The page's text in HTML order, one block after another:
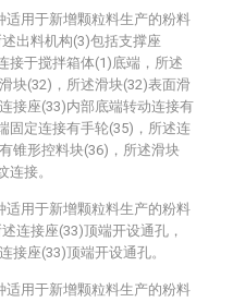
适用于新增颗粒料生产的粉料
出料机构(3)包括支撑座
接于搅拌箱体(1)底端，所述
块(32)，所述滑块(32)表面滑
接座(33)内部底端转动连接有
固定连接有手轮(35)，所述连
锥形控料块(36)，所述滑块
连接。
适用于新增颗粒料生产的粉料
连接座(33)顶端开设通孔，
接座(33)顶端开设通孔。
适用于新增颗粒料生产的粉料